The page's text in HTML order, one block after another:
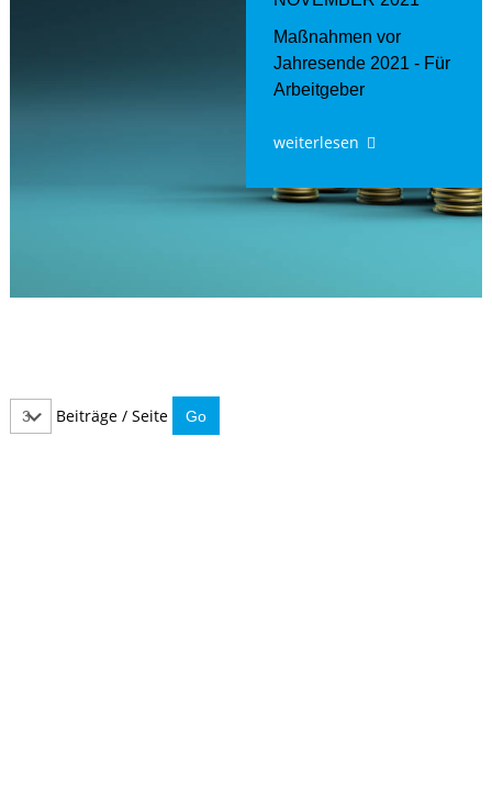
Maßnahmen vor
Jahresende 2021 - Für
Arbeitgeber
weiterlesen
Beiträge / Seite